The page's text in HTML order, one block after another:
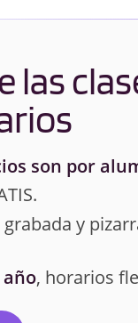
las
son por
grabada y
, horarios